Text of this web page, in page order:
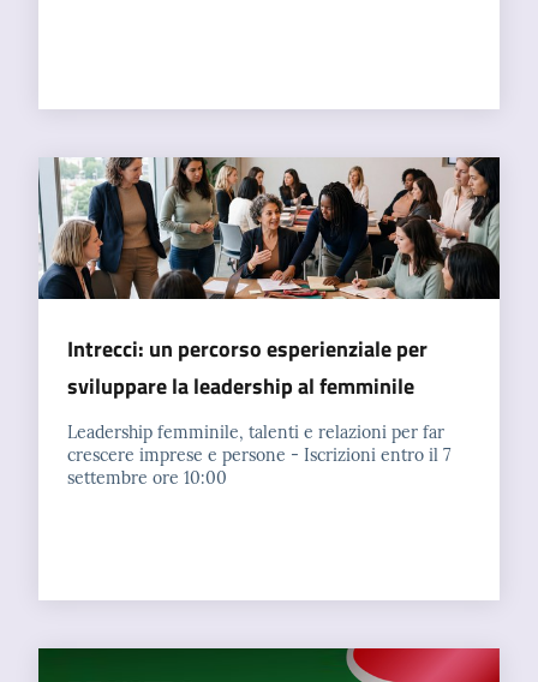
Intrecci: un percorso esperienziale per
sviluppare la leadership al femminile
Leadership femminile, talenti e relazioni per far
crescere imprese e persone - Iscrizioni entro il 7
settembre ore 10:00